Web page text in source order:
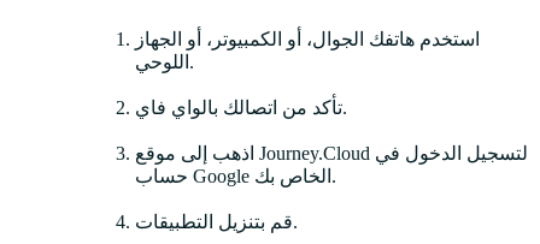
استخدم هاتفك الجوال، أو الكمبيوتر، أو الجهاز
اللوحي.
تأكد من اتصالك بالواي فاي.
اذهب إلى موقع Journey.Cloud لتسجيل الدخول في
حساب Google الخاص بك.
قم بتنزيل التطبيقات.